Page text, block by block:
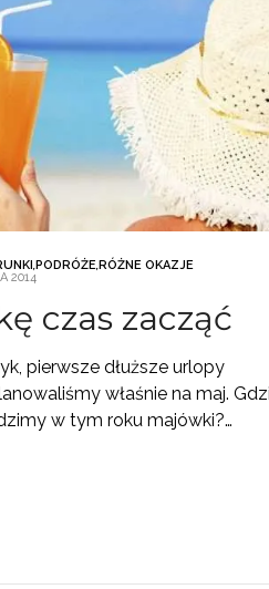
,PODRÓŻE,RÓŻNE OKAZJE
2014
czas zacząć
pierwsze dłuższe urlopy
właśnie na maj.
w tym roku majówki?…